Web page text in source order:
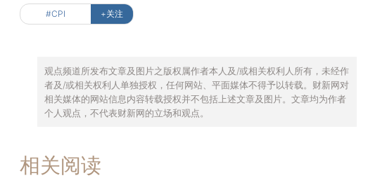
#CPI +关注
观点频道所发布文章及图片之版权属作者本人及/或相关权利人所有，未经作
者及/或相关权利人单独授权，任何网站、平面媒体不得予以转载。财新网对
相关媒体的网站信息内容转载授权并不包括上述文章及图片。文章均为作者
个人观点，不代表财新网的立场和观点。
相关阅读